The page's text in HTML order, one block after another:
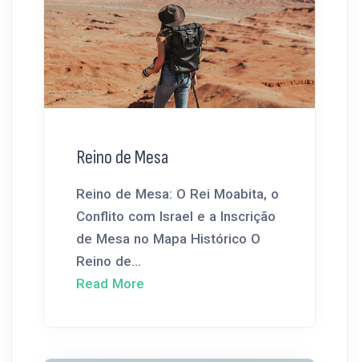
Reino de Mesa
Reino de Mesa: O Rei Moabita, o
Conflito com Israel e a Inscrição
de Mesa no Mapa Histórico O
Reino de...
Read More